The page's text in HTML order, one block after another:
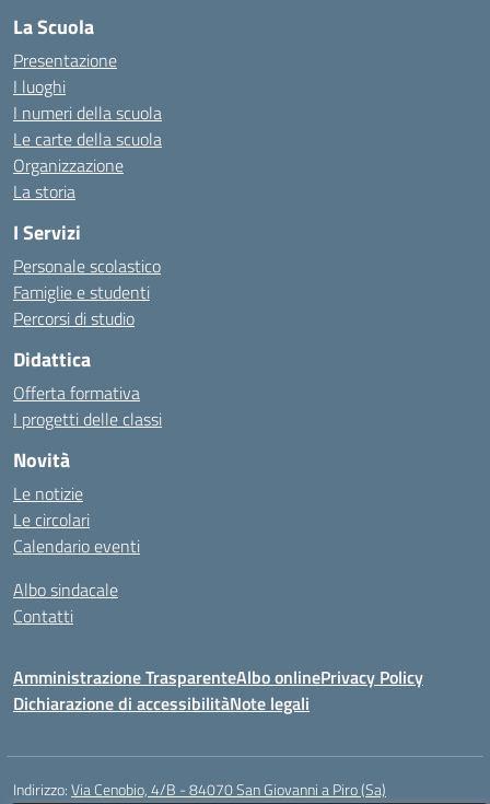
La Scuola
Presentazione
I luoghi
I numeri della scuola
Le carte della scuola
Organizzazione
La storia
I Servizi
Personale scolastico
Famiglie e studenti
Percorsi di studio
Didattica
Offerta formativa
I progetti delle classi
Novità
Le notizie
Le circolari
Calendario eventi
Albo sindacale
Contatti
Amministrazione TrasparenteAlbo onlinePrivacy Policy
Dichiarazione di accessibilitàNote legali
Indirizzo:Via Cenobio, 4/B - 84070 San Giovanni a Piro (Sa)